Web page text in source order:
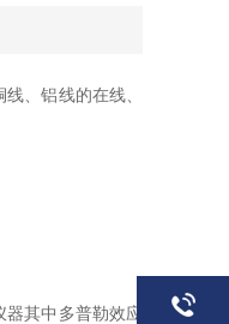
、铝线的在线、
其中多普勒效应